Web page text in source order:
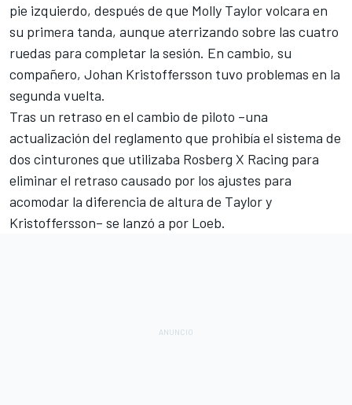
pie izquierdo, después de que Molly Taylor volcara en
su primera tanda, aunque aterrizando sobre las cuatro
ruedas para completar la sesión. En cambio, su
compañero, Johan Kristoffersson tuvo problemas en la
segunda vuelta.
Tras un retraso en el cambio de piloto –una
actualización del reglamento que prohibía el sistema de
dos cinturones que utilizaba Rosberg X Racing para
eliminar el retraso causado por los ajustes para
acomodar la diferencia de altura de Taylor y
Kristoffersson– se lanzó a por Loeb.